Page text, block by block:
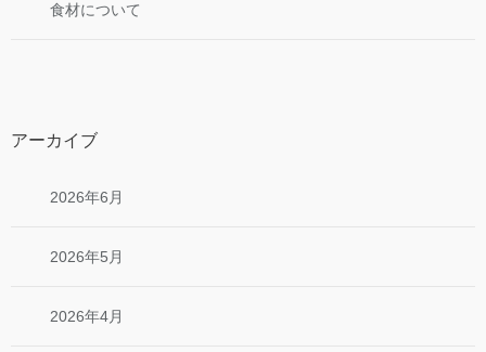
食材について
アーカイブ
2026年6月
2026年5月
2026年4月